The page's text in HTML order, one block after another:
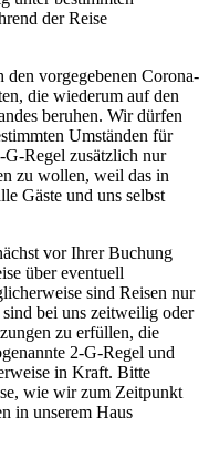
der Reise
den vorgegebenen Corona-
die wiederum auf den
beruhen. Wir dürfen
Umständen für
G-Regel zusätzlich nur
zu wollen, weil das in
Gäste und uns selbst
vor Ihrer Buchung
über eventuell
sind Reisen nur
bei uns zeitweilig oder
zu erfüllen, die
2-G-Regel und
in Kraft. Bitte
wie wir zum Zeitpunkt
in unserem Haus